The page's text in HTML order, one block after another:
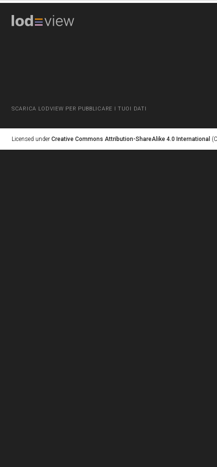
SCARICA LODVIEW PER PUBBLICARE I TUOI DATI
Licensed under Creative Commons Attribution-ShareAlike 4.0 International